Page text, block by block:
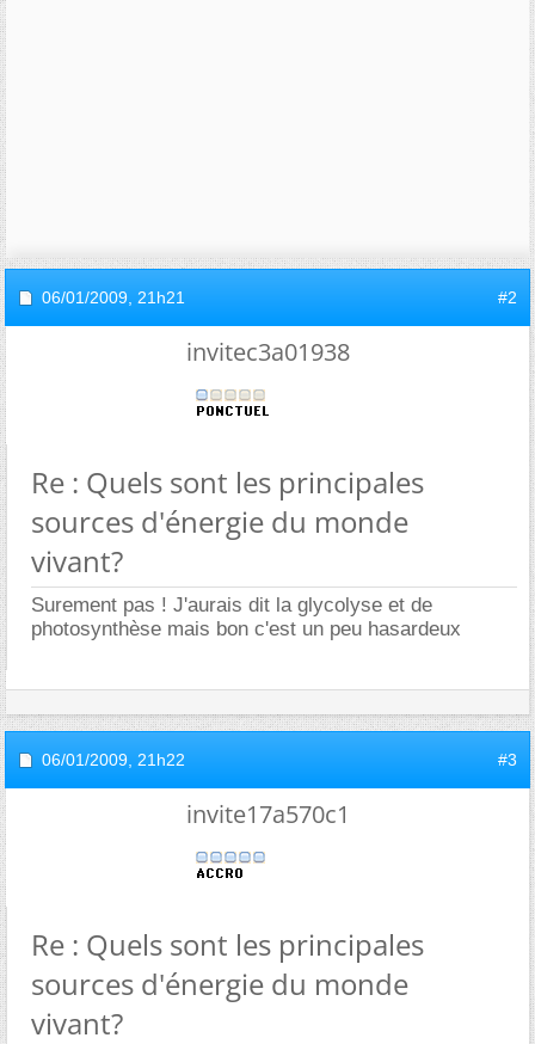
06/01/2009, 21h21 #2
invitec3a01938
Re : Quels sont les principales
sources d'énergie du monde
vivant?
Surement pas ! J'aurais dit la glycolyse et de
photosynthèse mais bon c'est un peu hasardeux
06/01/2009, 21h22 #3
invite17a570c1
Re : Quels sont les principales
sources d'énergie du monde
vivant?